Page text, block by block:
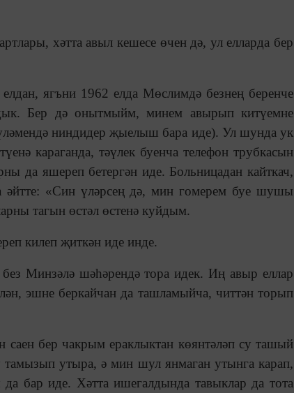
хәтта авыл кешесе өчен дә, ул елларда бер
ягъни 1962 елда Мөслимдә безнең беренче
Бер дә онытмыйм, минем авырып китүемне
ниндидер җыелыш бара иде). Ул шунда ук
караганда, тәүлек буенча телефон трубкасын
да яшереп бетергән иде. Больницадан кайткач,
«Син үләрсең дә, мин гомерем буе шушы
тагын өстәл өстенә куйдым.
килеп җиткән иде инде.
Минзәлә шәһәрендә тора идек. Иң авыр еллар
эшне беркайчан да ташламыйча, читтән торып
бер чакрым ераклыктан көянтәләп су ташый
утыра, ә мин шул янмаган утынга карап,
бар иде. Хәтта ишегалдында тавыклар да тота